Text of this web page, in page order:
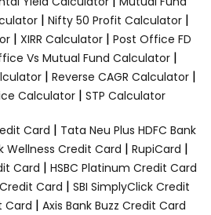
| Nifty 50 Profit Calculator|
| XIRR Calculator| Post Office FD
Vs Mutual Fund Calculator|
| Reverse CAGR Calculator |
Calculator | STP Calculator
Card | Tata Neu Plus HDFC Bank
Wellness Credit Card | RupiCard |
Card | HSBC Platinum Credit Card
Credit Card | SBI SimplyClick Credit
Card | Axis Bank Buzz Credit Card